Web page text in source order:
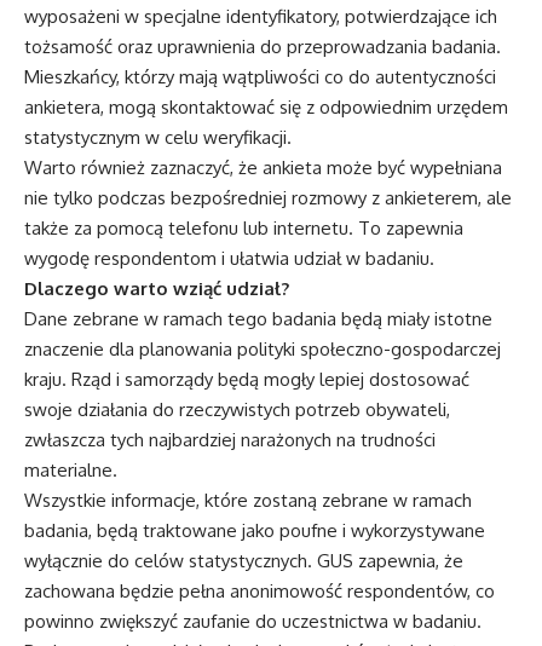
wyposażeni w specjalne identyfikatory, potwierdzające ich
tożsamość oraz uprawnienia do przeprowadzania badania.
Mieszkańcy, którzy mają wątpliwości co do autentyczności
ankietera, mogą skontaktować się z odpowiednim urzędem
statystycznym w celu weryfikacji.
Warto również zaznaczyć, że ankieta może być wypełniana
nie tylko podczas bezpośredniej rozmowy z ankieterem, ale
także za pomocą telefonu lub internetu. To zapewnia
wygodę respondentom i ułatwia udział w badaniu.
Dlaczego warto wziąć udział?
Dane zebrane w ramach tego badania będą miały istotne
znaczenie dla planowania polityki społeczno-gospodarczej
kraju. Rząd i samorządy będą mogły lepiej dostosować
swoje działania do rzeczywistych potrzeb obywateli,
zwłaszcza tych najbardziej narażonych na trudności
materialne.
Wszystkie informacje, które zostaną zebrane w ramach
badania, będą traktowane jako poufne i wykorzystywane
wyłącznie do celów statystycznych. GUS zapewnia, że
zachowana będzie pełna anonimowość respondentów, co
powinno zwiększyć zaufanie do uczestnictwa w badaniu.